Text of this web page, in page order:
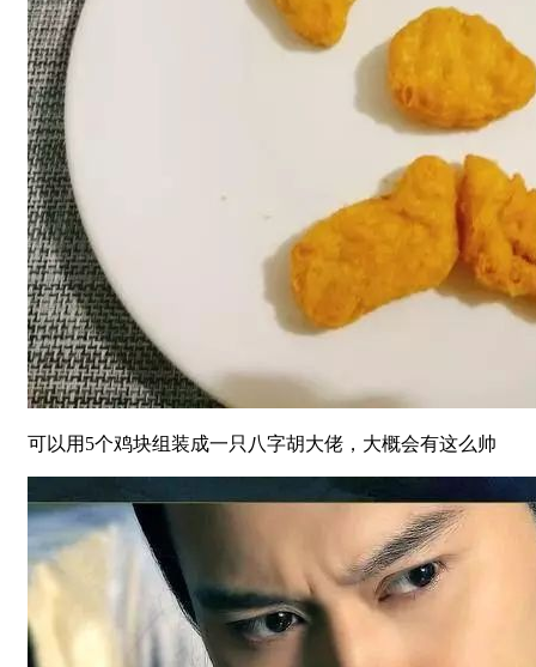
可以用5个鸡块组装成一只八字胡大佬，大概会有这么帅